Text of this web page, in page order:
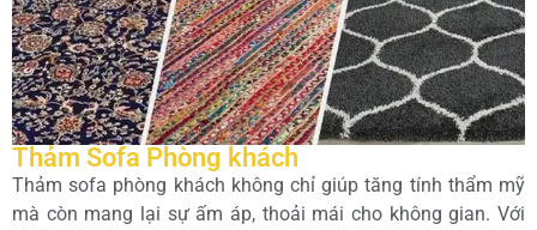
Thảm Sofa Phòng khách
Thảm sofa phòng khách không chỉ giúp tăng tính thẩm mỹ
mà còn mang lại sự ấm áp, thoải mái cho không gian. Với